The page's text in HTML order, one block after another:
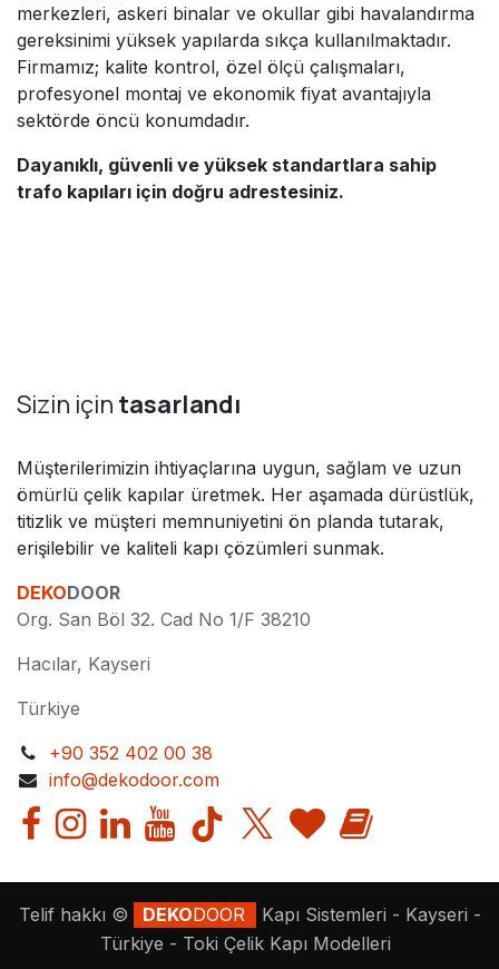
merkezleri, askeri binalar ve okullar gibi havalandırma
gereksinimi yüksek yapılarda sıkça kullanılmaktadır.
Firmamız; kalite kontrol, özel ölçü çalışmaları,
profesyonel montaj ve ekonomik fiyat avantajıyla
sektörde öncü konumdadır.
Dayanıklı, güvenli ve yüksek standartlara sahip
trafo kapıları için doğru adrestesiniz.
Sizin için tasarlandı
Müşterilerimizin ihtiyaçlarına uygun, sağlam ve uzun
ömürlü çelik kapılar üretmek. Her aşamada dürüstlük,
titizlik ve müşteri memnuniyetini ön planda tutarak,
erişilebilir ve kaliteli kapı çözümleri sunmak.
DEKODOOR
Org. San Böl 32. Cad No 1/F 38210
Hacılar, Kayseri
Türkiye
+90 352 402 00 38
info@dekodoor.com
Telif hakkı © DEKODOOR
Kapı Sistemleri - Kayseri -
Türkiye - Toki Çelik Kapı Modelleri